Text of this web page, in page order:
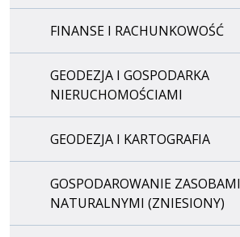
FINANSE I RACHUNKOWOŚĆ
GEODEZJA I GOSPODARKA
NIERUCHOMOŚCIAMI
GEODEZJA I KARTOGRAFIA
GOSPODAROWANIE ZASOBAMI
NATURALNYMI (ZNIESIONY)